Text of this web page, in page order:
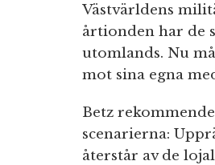
Västvärldens
årtionden har de
utomlands. Nu
mot sina egna
Betz
scenarierna:
återstår av de